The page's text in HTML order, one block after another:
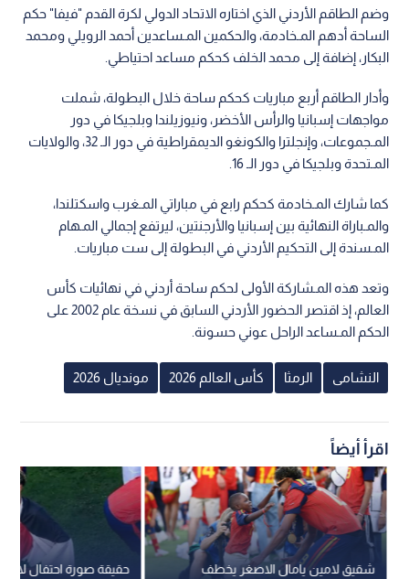
وضم الطاقم الأردني الذي اختاره الاتحاد الدولي لكرة القدم "فيفا" حكم
الساحة أدهم المـخادمة، والحكمين المـساعدين أحمد الرويلي ومحمد
البكار، إضافة إلى محمد الخلف كحكم مساعد احتياطي.
وأدار الطاقم أربع مباريات كحكم ساحة خلال البطولة، شملت
مواجهات إسبانيا والرأس الأخضر، ونيوزيلندا وبلجيكا في دور
المـجموعات، وإنجلترا والكونغو الديمقراطية في دور الـ 32، والولايات
المـتحدة وبلجيكا في دور الـ 16.
كما شارك المـخادمة كحكم رابع في مباراتي المـغرب واسكتلندا،
والمـباراة النهائية بين إسبانيا والأرجنتين، ليرتفع إجمالي المـهام
المـسندة إلى التحكيم الأردني في البطولة إلى ست مباريات.
وتعد هذه المـشاركة الأولى لحكم ساحة أردني في نهائيات كأس
العالم، إذ اقتصر الحضور الأردني السابق في نسخة عام 2002 على
الحكم المـساعد الراحل عوني حسونة.
النشامى الرمثا كأس العالم 2026 مونديال 2026
اقرأ أيضاً
حقيقة صورة احتفال
شقيق لامين يامال الاصغر يخطف